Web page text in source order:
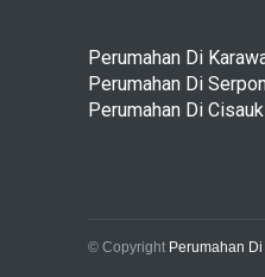
Perumahan Di
Perumahan Di
Perumahan Di Cisauk
© Copyright Perumahan